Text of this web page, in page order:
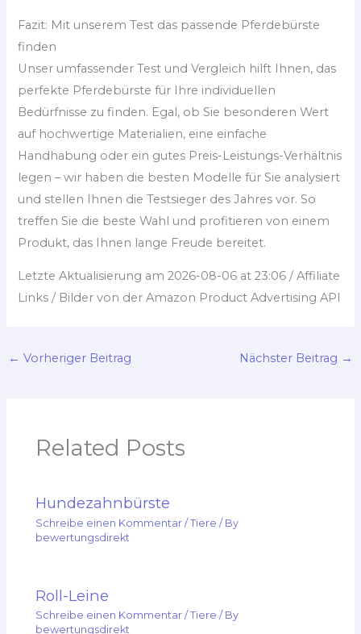
Fazit: Mit unserem Test das passende Pferdebürste
finden
Unser umfassender Test und Vergleich hilft Ihnen, das
perfekte Pferdebürste für Ihre individuellen
Bedürfnisse zu finden. Egal, ob Sie besonderen Wert
auf hochwertige Materialien, eine einfache
Handhabung oder ein gutes Preis-Leistungs-Verhältnis
legen – wir haben die besten Modelle für Sie analysiert
und stellen Ihnen die Testsieger des Jahres vor. So
treffen Sie die beste Wahl und profitieren von einem
Produkt, das Ihnen lange Freude bereitet.
Letzte Aktualisierung am 2026-08-06 at 23:06 / Affiliate
Links / Bilder von der Amazon Product Advertising API
← Vorheriger Beitrag Nächster Beitrag →
Related Posts
Hundezahnbürste
Schreibe einen Kommentar /Tiere / By
bewertungsdirekt
Roll-Leine
Schreibe einen Kommentar /Tiere / By
bewertungsdirekt